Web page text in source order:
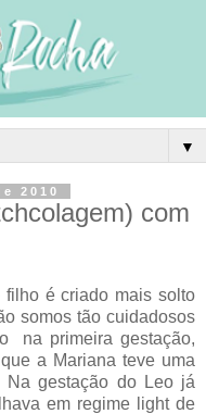
▼
2010
com
é criado mais solto
somos tão cuidadosos
na primeira gestação,
a Mariana teve uma
Na gestação do Leo já
em regime light de